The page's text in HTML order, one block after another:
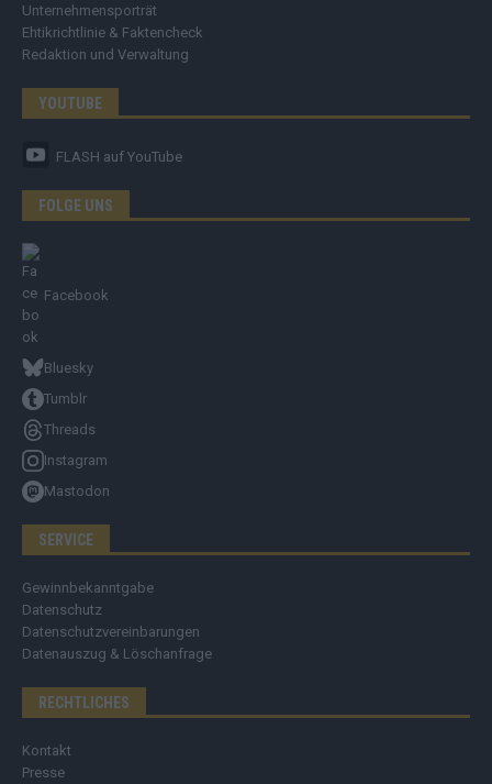
Unternehmensporträt
Ehtikrichtlinie & Faktencheck
Redaktion und Verwaltung
YOUTUBE
FLASH auf YouTube
FOLGE UNS
Facebook
Bluesky
Tumblr
Threads
Instagram
Mastodon
SERVICE
Gewinnbekanntgabe
Datenschutz
Datenschutzvereinbarungen
Datenauszug & Löschanfrage
RECHTLICHES
Kontakt
Presse